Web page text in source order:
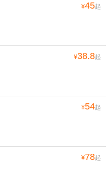
¥45起
¥38.8起
¥54起
¥78起